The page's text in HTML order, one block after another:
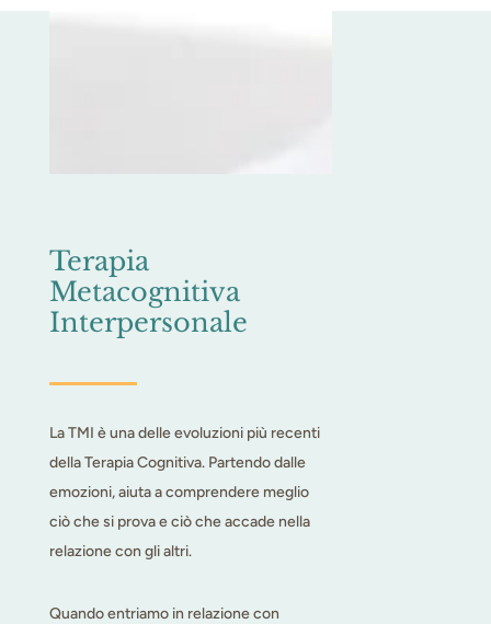
Terapia
Metacognitiva
Interpersonale
La TMI è una delle evoluzioni più recenti
della Terapia Cognitiva. Partendo dalle
emozioni, aiuta a comprendere meglio
ciò che si prova e ciò che accade nella
relazione con gli altri.
Quando entriamo in relazione con